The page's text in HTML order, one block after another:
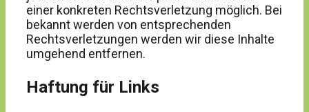
einer konkreten Rechtsverletzung möglich. Bei
bekannt werden von entsprechenden
Rechtsverletzungen werden wir diese Inhalte
umgehend entfernen.
Haftung für Links